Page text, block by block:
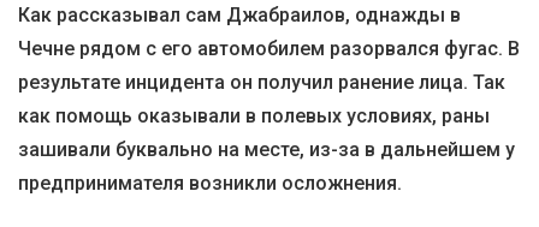
Как рассказывал сам Джабраилов, однажды в
Чечне рядом с его автомобилем разорвался фугас. В
результате инцидента он получил ранение лица. Так
как помощь оказывали в полевых условиях, раны
зашивали буквально на месте, из-за в дальнейшем у
предпринимателя возникли осложнения.